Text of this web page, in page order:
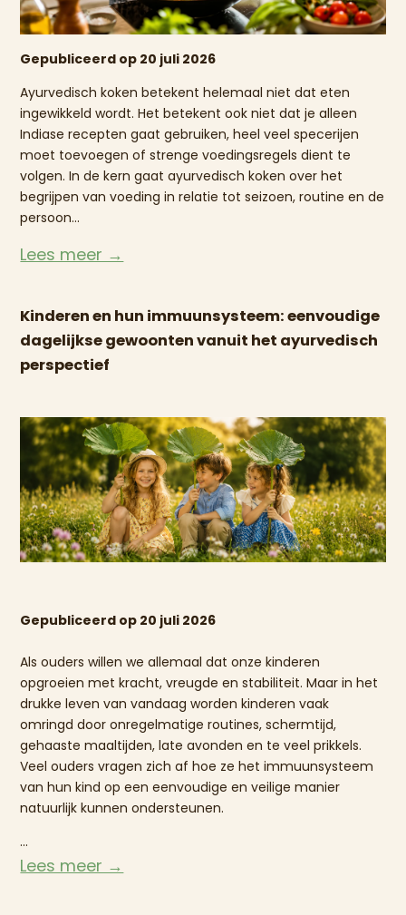
Gepubliceerd op 20 juli 2026
Ayurvedisch koken betekent helemaal niet dat eten
ingewikkeld wordt. Het betekent ook niet dat je alleen
Indiase recepten gaat gebruiken, heel veel specerijen
moet toevoegen of strenge voedingsregels dient te
volgen. In de kern gaat ayurvedisch koken over het
begrijpen van voeding in relatie tot seizoen, routine en de
persoon...
Lees meer →
Kinderen en hun immuunsysteem: eenvoudige
dagelijkse gewoonten vanuit het ayurvedisch
perspectief
Gepubliceerd op 20 juli 2026
Als ouders willen we allemaal dat onze kinderen
opgroeien met kracht, vreugde en stabiliteit. Maar in het
drukke leven van vandaag worden kinderen vaak
omringd door onregelmatige routines, schermtijd,
gehaaste maaltijden, late avonden en te veel prikkels.
Veel ouders vragen zich af hoe ze het immuunsysteem
van hun kind op een eenvoudige en veilige manier
natuurlijk kunnen ondersteunen.
...
Lees meer →